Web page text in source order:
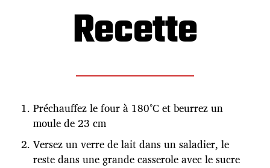
Recette
Préchauffez le four à 180°C et beurrez un
moule de 23 cm
Versez un verre de lait dans un saladier, le
reste dans une grande casserole avec le sucre